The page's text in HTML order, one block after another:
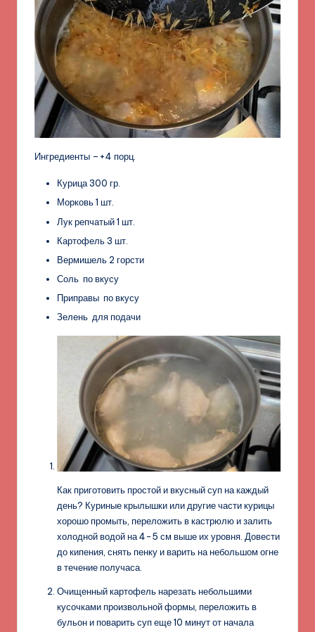
Ингредиенты –+4 порц.
Курица 300 гр.
Морковь 1 шт.
Лук репчатый 1 шт.
Картофель 3 шт.
Вермишель 2 горсти
Соль по вкусу
Приправы по вкусу
Зелень для подачи
Как приготовить простой и вкусный суп на каждый
день? Куриные крылышки или другие части курицы
хорошо промыть, переложить в кастрюлю и залить
холодной водой на 4-5 см выше их уровня. Довести
до кипения, снять пенку и варить на небольшом огне
в течение получаса.
Очищенный картофель нарезать небольшими
кусочками произвольной формы, переложить в
бульон и поварить суп еще 10 минут от начала